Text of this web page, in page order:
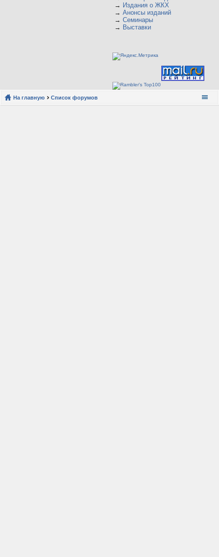
→ Издания о ЖКХ
→ Анонсы изданий
→ Семинары
→ Выставки
На главную Список форумов